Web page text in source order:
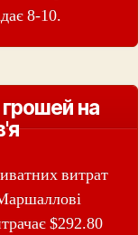
8-10.
грошей на
витрат
$292.80